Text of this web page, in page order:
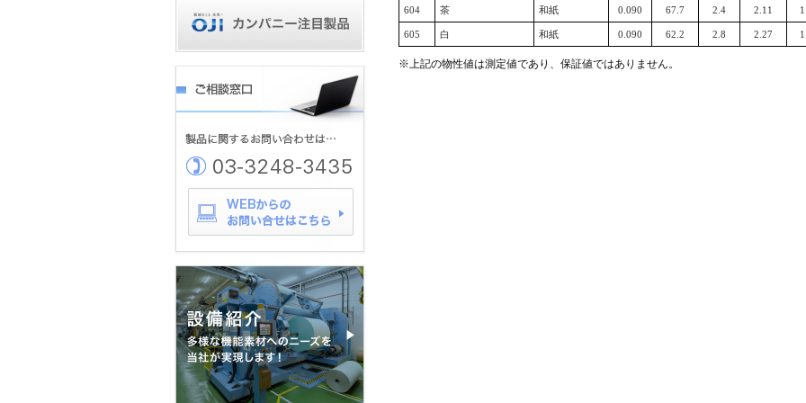
604 茶 和紙 0.090 67.7 2.4 2.11
605 白 和紙 0.090 62.2 2.8 2.27
※上記の物性値は測定値であり、保証値ではありません。